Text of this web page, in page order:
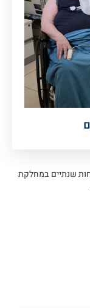
לפחות שנתיים במחלקת